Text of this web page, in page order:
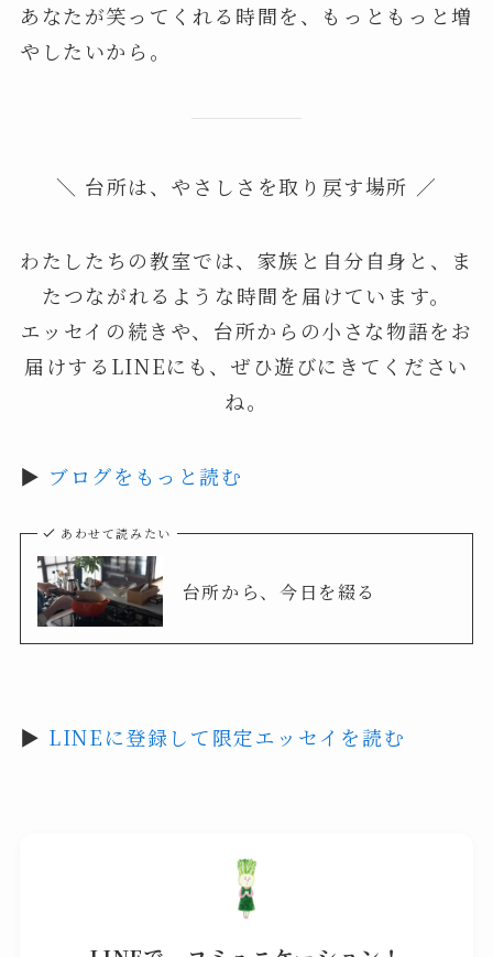
あなたが笑ってくれる時間を、もっともっと増
やしたいから。
＼ 台所は、やさしさを取り戻す場所 ／
わたしたちの教室では、家族と自分自身と、ま
たつながれるような時間を届けています。
エッセイの続きや、台所からの小さな物語をお
届けするLINEにも、ぜひ遊びにきてください
ね。
▶ ブログをもっと読む
あわせて読みたい
台所から、今日を綴る
▶ LINEに登録して限定エッセイを読む